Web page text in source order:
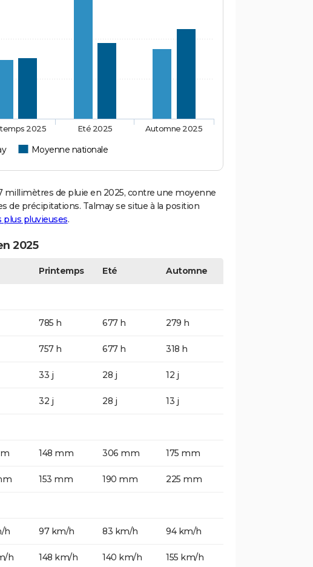
Moyenne nationale
2025 Eté 2025 Automne 2025
millimètres de pluie en 2025, contre une moyenne
de précipitations. Talmay se situe à la position
plus pluvieuses.
2025
Printemps Eté Automne
785 h 677 h 279 h
757 h 677 h 318 h
33 j 28 j 12 j
32 j 28 j 13 j
148 mm 306 mm 175 mm
153 mm 190 mm 225 mm
h 97 km/h 83 km/h 94 km/h
h 148 km/h 140 km/h 155 km/h